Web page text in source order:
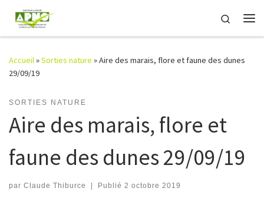
Passer au contenu
Search
Accueil»Sorties nature »Aire des marais, flore et faune des dunes
29/09/19
SORTIES NATURE
Aire des marais, flore et
faune des dunes 29/09/19
par Claude Thiburce | Publié 2 octobre 2019